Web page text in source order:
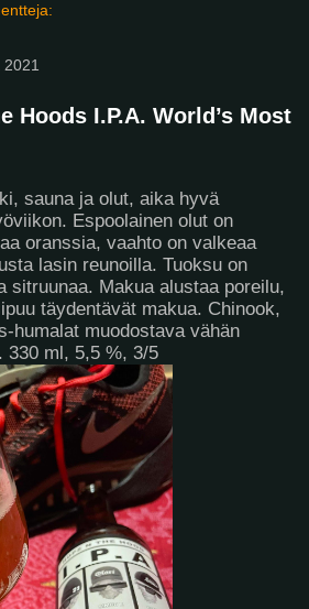
2021
Hoods I.P.A. World’s Most
sauna ja olut, aika hyvä
Espoolainen olut on
oranssia, vaahto on valkeaa
lasin reunoilla. Tuoksu on
sitruunaa. Makua alustaa poreilu,
täydentävät makua. Chinook,
humalat muodostava vähän
330 ml, 5,5 %, 3/5